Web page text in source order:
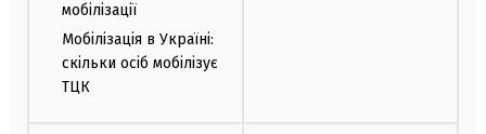
мобілізації
Мобілізація в Україні:
скільки осіб мобілізує
ТЦК